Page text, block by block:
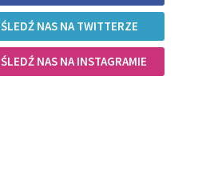
ŚLEDŹ NAS NA TWITTERZE
ŚLEDŹ NAS NA INSTAGRAMIE